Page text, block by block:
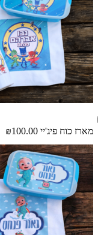
מארז כוח פיג'יי ₪100.00